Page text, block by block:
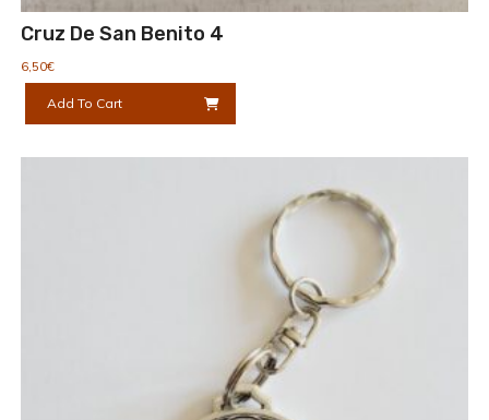
Cruz De San Benito 4
6,50€
Add To Cart